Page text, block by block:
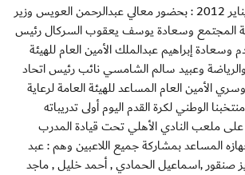
المنامة / الخميس 3 يناير 2012 : بحضور معالي عبدالرحمن العويس وزير
المجتمع وسعادة يوسف يعقوب السركال رئيس
وسعادة إبراهيم عبدالملك الأمين العام للهيئة
وعبيد سالم الشامسي نائب رئيس اتحاد
الأمين العام المساعد للهيئة العامة لرعاية
الوطني لكرة القدم اليوم أولى تدريباته
ملعب النادي الأهلي تحت قيادة المدرب
المساعد بمشاركة جميع اللاعبين وهم : عبد
صنقور ,اسماعيل الحمادي , أحمد خليل , ماجد